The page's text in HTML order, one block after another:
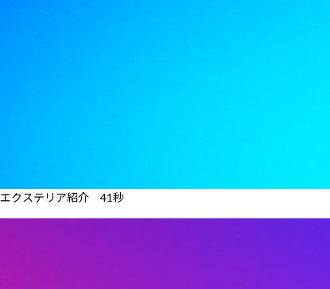
エクステリア紹介 41秒